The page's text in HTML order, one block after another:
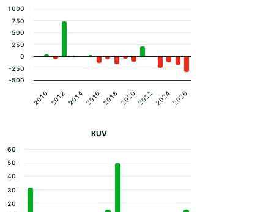
2010 2012 2014 2016 2018 2020 2022 20242026
-500
-250
0
250
500
750
1000
KUV
20
30
40
50
60